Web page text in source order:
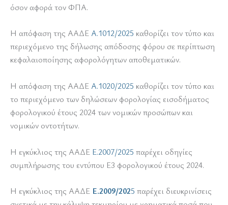
όσον αφορά τον ΦΠΑ.
Η απόφαση της ΑΑΔΕΑ.1012/2025 καθορίζει τον τύπο και
περιεχόμενο της δήλωσης απόδοσης φόρου σε περίπτωση
κεφαλαιοποίησης αφορολόγητων αποθεματικών.
Η απόφαση της ΑΑΔΕΑ.1020/2025 καθορίζει τον τύπο και
το περιεχόμενο των δηλώσεων φορολογίας εισοδήματος
φορολογικού έτους 2024 των νομικών προσώπων και
νομικών οντοτήτων.
Η εγκύκλιος της ΑΑΔΕ Ε.2007/2025 παρέχει οδηγίες
συμπλήρωσης του εντύπου Ε3 φορολογικού έτους 2024.
Η εγκύκλιος της ΑΑΔΕ Ε.2009/2025 παρέχει διευκρινίσεις